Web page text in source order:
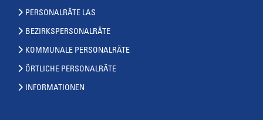
PERSONALRÄTE LAS
BEZIRKSPERSONALRÄTE
KOMMUNALE PERSONALRÄTE
ÖRTLICHE PERSONALRÄTE
INFORMATIONEN